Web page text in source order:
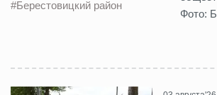
#Берестовицкий район
Фото: